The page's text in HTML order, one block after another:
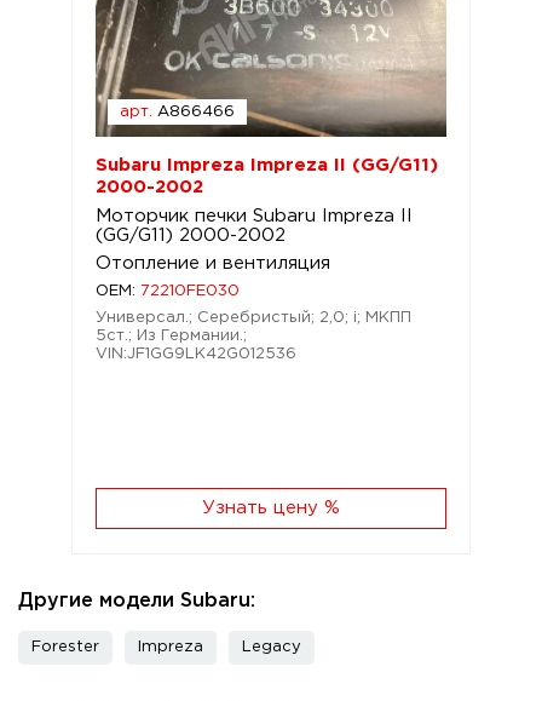
арт. A866466
Subaru Impreza Impreza II (GG/G11)
2000-2002
Моторчик печки Subaru Impreza II
(GG/G11) 2000-2002
Отопление и вентиляция
OEM:
72210FE030
Универсал.; Серебристый; 2,0; i; МКПП
5ст.; Из Германии.;
VIN:JF1GG9LK42G012536
Узнать цену %
Другие модели Subaru:
Forester Impreza Legacy